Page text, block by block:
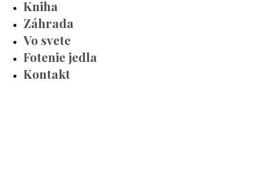
Kniha
Záhrada
Vo svete
Fotenie jedla
Kontakt